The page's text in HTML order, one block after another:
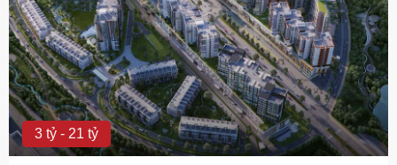
3 tỷ - 21 tỷ